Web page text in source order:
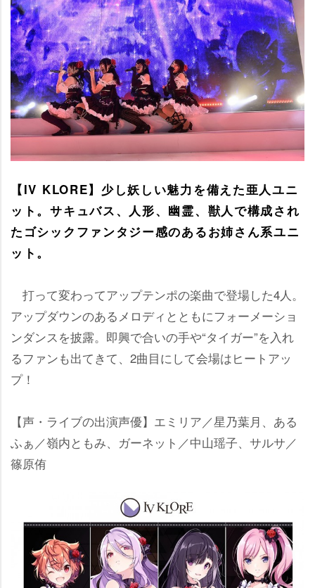
【IV KLORE】少し妖しい魅力を備えた亜人ユニ
ット。サキュバス、人形、幽霊、獣人で構成され
たゴシックファンタジー感のあるお姉さん系ユニ
ット。
打って変わってアップテンポの楽曲で登場した4人。
アップダウンのあるメロディとともにフォーメーショ
ンダンスを披露。即興で合いの手や“タイガー”を入れ
るファンも出てきて、2曲目にして会場はヒートアッ
プ！
【声・ライブの出演声優】エミリア／星乃葉月、ある
ふぁ／嶺内ともみ、ガーネット／中山瑶子、サルサ／
篠原侑